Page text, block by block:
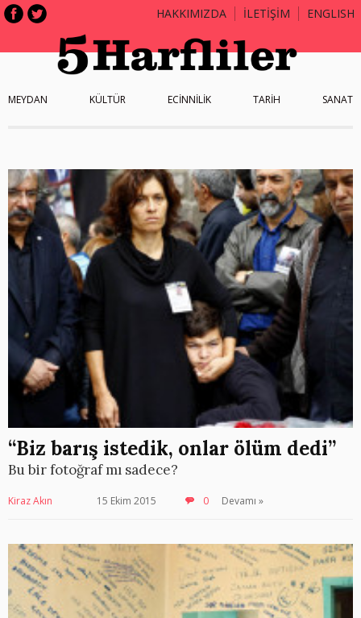
HAKKIMIZDA İLETİŞİM ENGLISH
MEYDAN KÜLTÜR ECİNNİLİK TARİH SANAT
“Biz barış istedik, onlar ölüm dedi”
Bu bir fotoğraf mı sadece?
Kiraz Akın 15 Ekim 2015 0 Devamı »